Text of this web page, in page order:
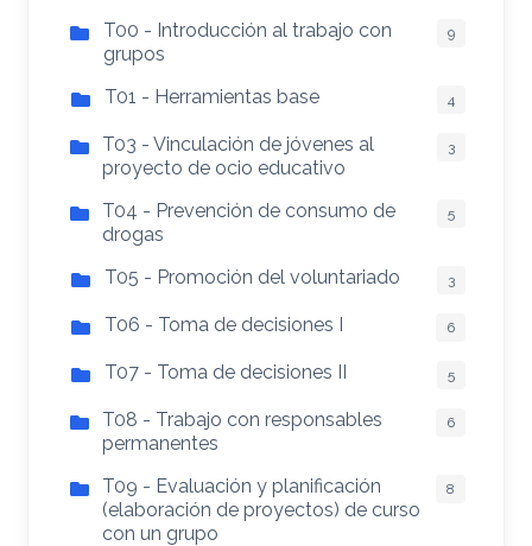
T00 - Introducción al trabajo con
grupos
9
T01 - Herramientas base 4
T03 - Vinculación de jóvenes al
proyecto de ocio educativo
3
T04 - Prevención de consumo de
drogas
5
T05 - Promoción del voluntariado 3
T06 - Toma de decisiones I 6
T07 - Toma de decisiones II 5
T08 - Trabajo con responsables
permanentes
6
T09 - Evaluación y planificación
(elaboración de proyectos) de curso
con un grupo
8